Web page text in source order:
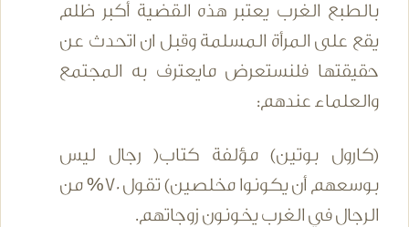
بالطبع الغرب يعتبر هذه القضية أكبر ظلم
يقع على المرأة المسلمة وقبل ان اتحدث عن
حقيقتها فلنستعرض مايعترف به المجتمع
والعلماء عندهم:
(كارول بوتين) مؤلفة كتاب( رجال ليس
بوسعهم أن يكونوا مخلصين) تقول 70% من
الرجال في الغرب يخونون زوجاتهم.